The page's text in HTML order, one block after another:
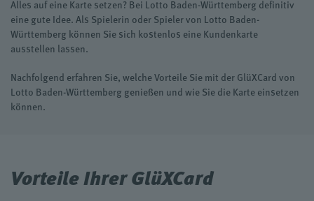
Alles auf eine Karte setzen? Bei Lotto Baden-Württemberg definitiv
eine gute Idee. Als Spielerin oder Spieler von Lotto Baden-
Württemberg können Sie sich kostenlos eine Kundenkarte
ausstellen lassen.
Nachfolgend erfahren Sie, welche Vorteile Sie mit der GlüXCard von
Lotto Baden-Württemberg genießen und wie Sie die Karte einsetzen
können.
Vorteile Ihrer GlüXCard